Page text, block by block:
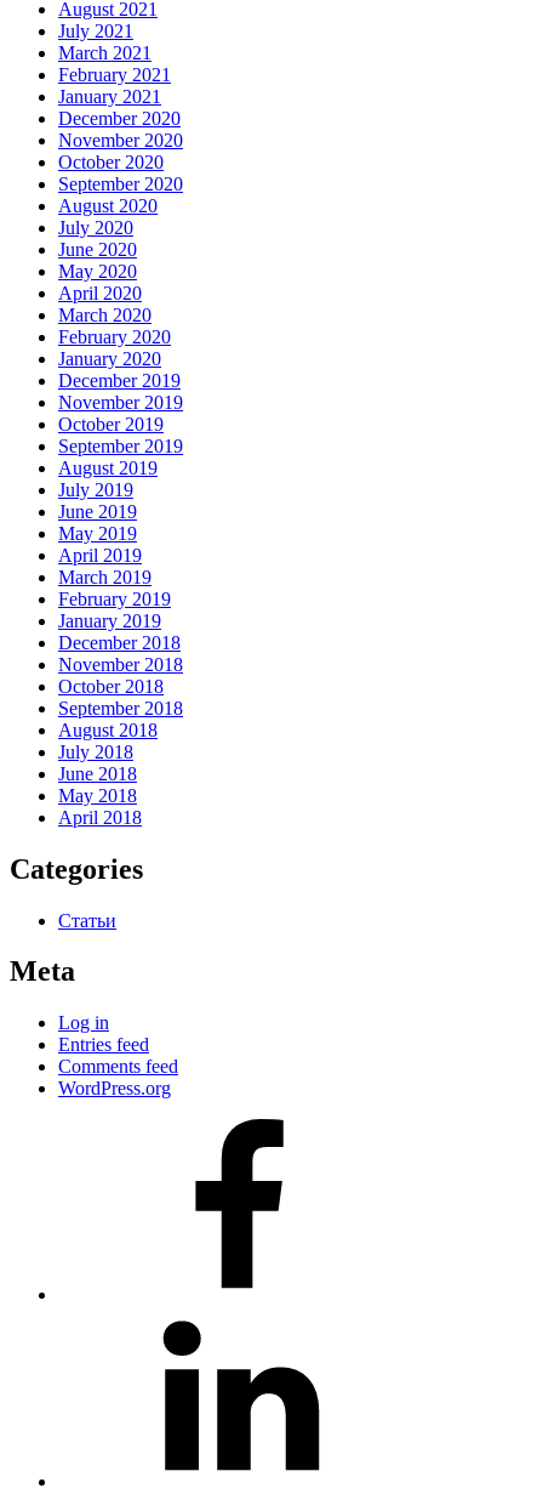
August 2021
July 2021
March 2021
February 2021
January 2021
December 2020
November 2020
October 2020
September 2020
August 2020
July 2020
June 2020
May 2020
April 2020
March 2020
February 2020
January 2020
December 2019
November 2019
October 2019
September 2019
August 2019
July 2019
June 2019
May 2019
April 2019
March 2019
February 2019
January 2019
December 2018
November 2018
October 2018
September 2018
August 2018
July 2018
June 2018
May 2018
April 2018
Categories
Статьи
Meta
Log in
Entries feed
Comments feed
WordPress.org